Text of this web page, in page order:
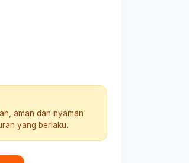
aman dan nyaman
yang berlaku.